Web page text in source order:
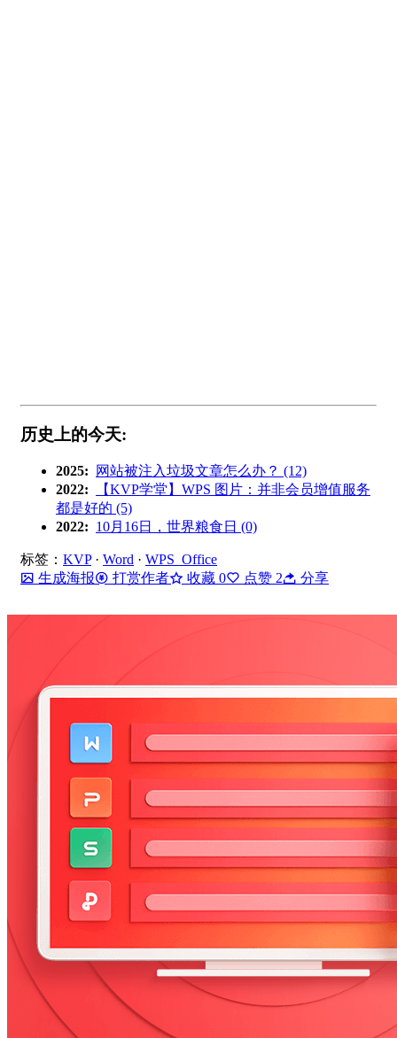
历史上的今天:
2025:
网站被注入垃圾文章怎么办？ (12)
2022:
【KVP学堂】WPS 图片：并非会员增值服务
都是好的 (5)
2022: 10月16日，世界粮食日 (0)
标签： KVP· Word · WPS Office
生成海报
打赏作者 收藏 0 点赞 2 分享